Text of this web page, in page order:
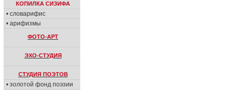
КОПИЛКА СИЗИФА
• словарифис
• арифизмы
ФОТО-АРТ
ЭХО-СТУДИЯ
СТУДИЯ ПОЭТОВ
• золотой фонд поэзии